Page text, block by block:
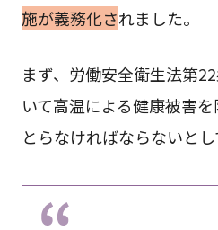
施が義務化されました。
まず、労働安全衛生法第
いて高温による健康被害
とらなければならないとし